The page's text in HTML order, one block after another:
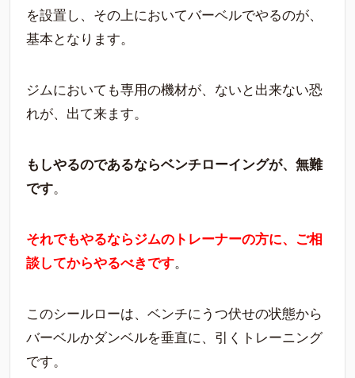
を設置し、その上においてバーベルでやるのが、
基本となります。
ジムにおいても専用の機材が、ないと出来ない恐
れが、出て来ます。
もしやるのであるならベンチローイングが、無難
です。
それでもやるならジムのトレーナーの方に、ご相
談してからやるべきです。
このシールローは、ベンチにうつ伏せの状態から
バーベルかダンベルを垂直に、引くトレーニング
です。